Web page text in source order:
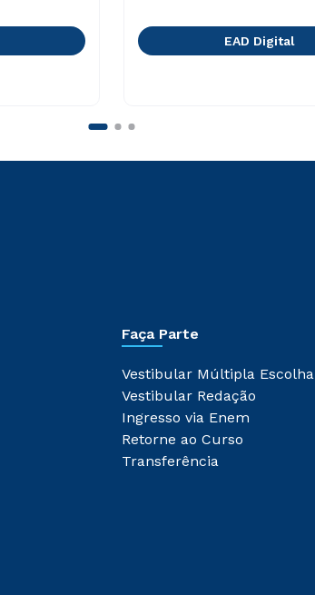
EAD Digital
Faça Parte
Vestibular Múltipla Escolha
Vestibular Redação
Ingresso via Enem
Retorne ao Curso
Transferência